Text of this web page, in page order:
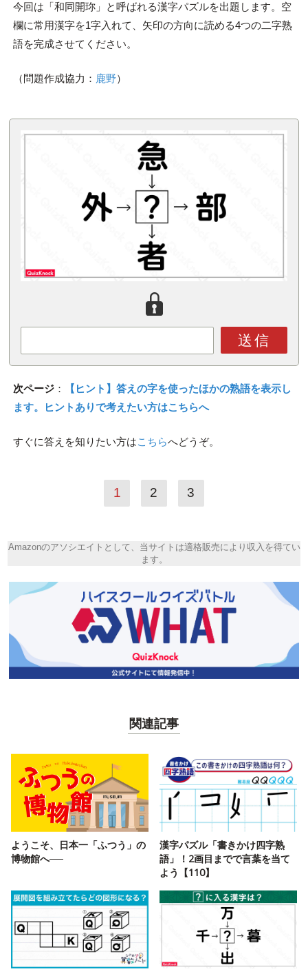
今回は「和同開珎」と呼ばれる漢字パズルを出題します。空
欄に常用漢字を1字入れて、矢印の方向に読める4つの二字熟
語を完成させてください。
（問題作成協力： 鹿野）
送信
次ページ：
【ヒント】答えの字を使ったほかの熟語を表示し
ます。ヒントありで考えたい方はこちらへ
すぐに答えを知りたい方はこちらへどうぞ。
1 2 3
Amazonのアソシエイトとして、当サイトは適格販売により収入を得てい
ます。
関連記事
ようこそ、日本一「ふつう」の
博物館へ──
漢字パズル「書きかけ四字熟
語」！2画目までで言葉を当て
よう【110】